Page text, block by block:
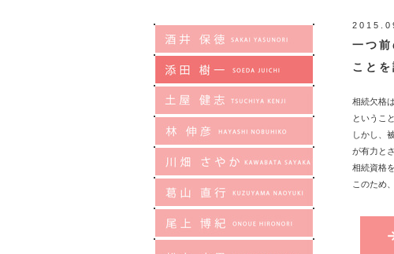
一つ
こと
相続欠格
というこ
しかし、
が有力と
相続資格
このため